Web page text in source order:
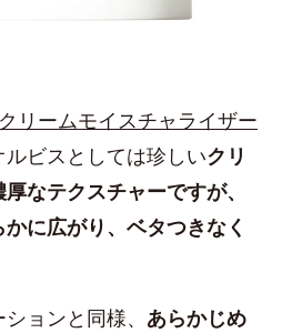
リームモイスチャライザー
ルビスとしては珍しいクリ
なテクスチャーですが、
に広がり、ベタつきなく
ョンと同様、 あらかじめ